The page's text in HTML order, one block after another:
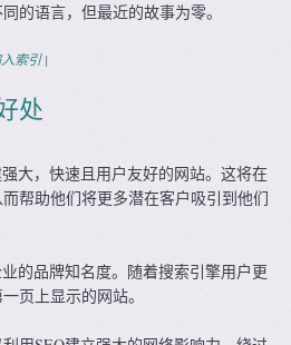
的语言，但最近的故事为零。
索引 |
处
大，快速且用户友好的网站。这将在
帮助他们将更多潜在客户吸引到他们
的品牌知名度。随着搜索引擎用户更
页上显示的网站。